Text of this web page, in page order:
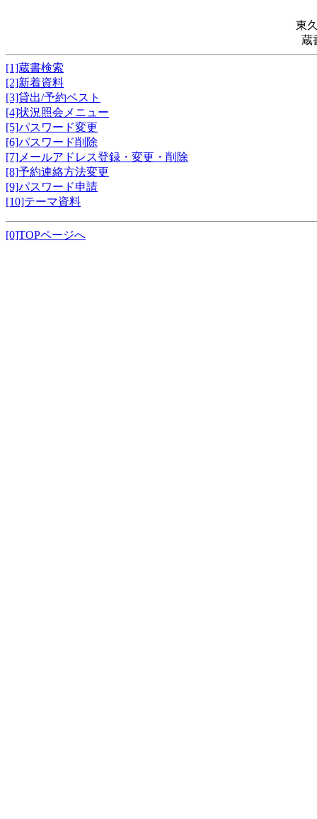
東
蔵
[1]蔵書検索
[2]新着資料
[3]貸出/予約ベスト
[4]状況照会メニュー
[5]パスワード変更
[6]パスワード削除
[7]メールアドレス登録・変更・削除
[8]予約連絡方法変更
[9]パスワード申請
[10]テーマ資料
[0]TOPページへ